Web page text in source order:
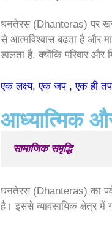
धनतेरस (Dhanteras) पर
से आत्मविश्वास बढ़ता है और
डालता है, क्योंकि परिवार
एक लक्ष्य, एक जप , एक ही
आध्यात्मिक
सामाजिक समृद्धि
धनतेरस (Dhanteras) का पर्व
है। इससे व्यावसायिक क्षेत्र में